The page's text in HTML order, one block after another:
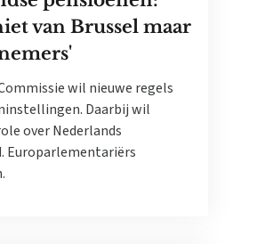
van Brussel maar
wil nieuwe regels
Daarbij wil
over Nederlands
Europarlementariërs